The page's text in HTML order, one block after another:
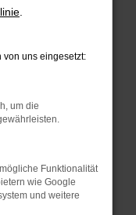
deine
in einem
von uns eingesetzt:
um die
Funktionalität
wie Google
und weitere